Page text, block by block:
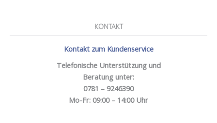
KONTAKT
Kontakt zum Kundenservice
Telefonische Unterstützung und
Beratung unter:
0781 – 9246390
Mo-Fr: 09:00 – 14:00 Uhr